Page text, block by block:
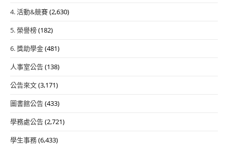
4. 活動&競賽(2,630)
5. 榮譽榜(182)
6. 獎助學金(481)
人事室公告(138)
公告來文(3,171)
圖書館公告(433)
學務處公告(2,721)
學生事務(6,433)